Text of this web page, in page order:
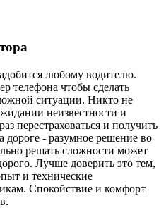
любому водителю.
телефона чтобы сделать
ситуации. Никто не
неизвестности и
перестраховаться и получить
- разумное решение во
решать сложности может
Лучше доверить это тем,
и технические
Спокойствие и комфорт